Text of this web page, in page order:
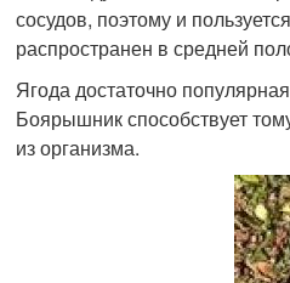
сосудов, поэтому и
распространен в средней
Ягода достаточно
Боярышник способствует
из организма.